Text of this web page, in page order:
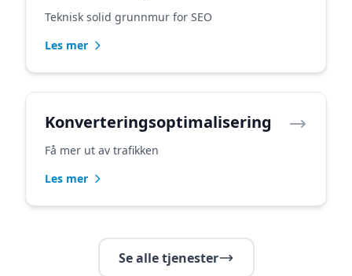
Teknisk solid grunnmur for SEO
Les mer
Konverteringsoptimalisering
Få mer ut av trafikken
Les mer
Se alle tjenester